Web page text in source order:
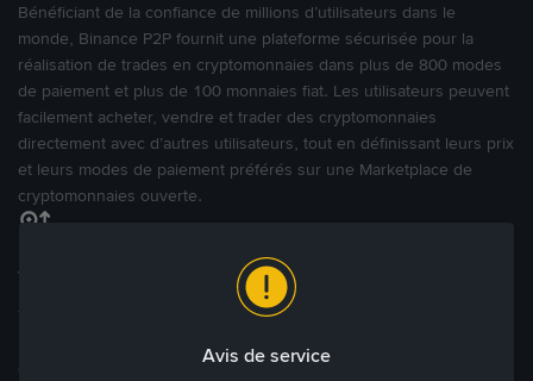
Bénéficiant de la confiance de millions d’utilisateurs dans le
monde, Binance P2P fournit une plateforme sécurisée pour la
réalisation de trades en cryptomonnaies dans plus de 800 modes
de paiement et plus de 100 monnaies fiat. Les utilisateurs peuvent
facilement acheter, vendre et trader des cryptomonnaies
directement avec d’autres utilisateurs, tout en définissant leurs prix
et leurs modes de paiement préférés sur une Marketplace de
cryptomonnaies ouverte.
Tradez à des prix avantageux pour vous
Tradez des cryptos en étant libres d’acheter et de vendre à votre
des annonces commerciales pour fixer vos propres prix.
Avis de service